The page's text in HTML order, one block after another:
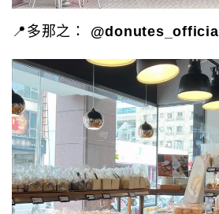
📍多那之： @donutes_official